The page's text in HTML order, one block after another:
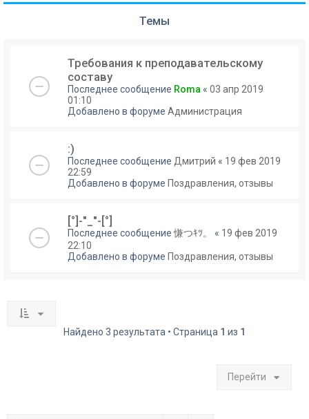
Темы
Требования к преподавательскому
составу
Последнее сообщение Roma « 03 апр 2019
01:10
Добавлено в форуме Администрация
:)
Последнее сообщение Дмитрий « 19 фев 2019
22:59
Добавлено в форуме Поздравления, отзывы
[°]-"_"-[°]
Последнее сообщение慊つｷﾂ。 « 19 фев 2019
22:10
Добавлено в форуме Поздравления, отзывы
Найдено 3 результата • Страница 1 из 1
Перейти